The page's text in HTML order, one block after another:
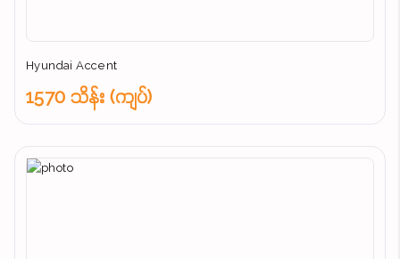
Hyundai Accent
1570 သိန်း (ကျပ်)